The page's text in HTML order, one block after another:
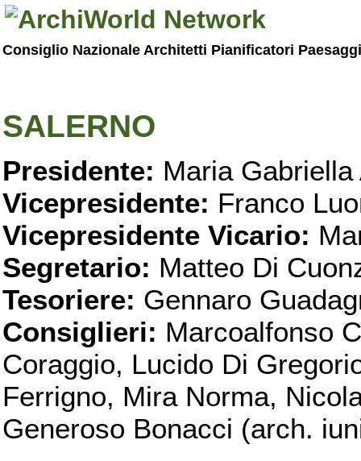
Consiglio Nazionale Architetti Pianificatori
SALERNO
Presidente: Maria Gabriella
Vicepresidente: Franco
Vicepresidente Vicario:
Segretario: Matteo Di
Tesoriere: Gennaro
Consiglieri: Marcoalfonso
Coraggio, Lucido Di
Ferrigno, Mira Norma,
Generoso Bonacci (arch.